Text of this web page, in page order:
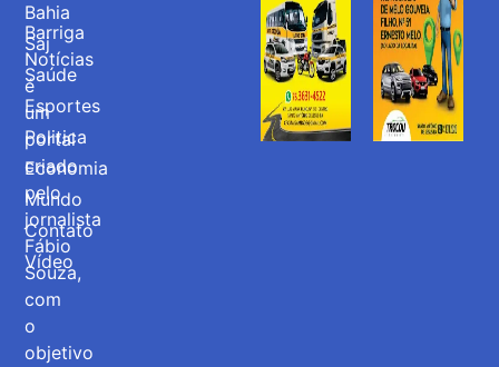
Barriga
Notícias
é
um
portal
criado
pelo
jornalista
Fábio
Souza,
com
o
objetivo
Bahia
Saj
Saúde
Esportes
Politica
Economia
Mundo
Contato
Vídeo